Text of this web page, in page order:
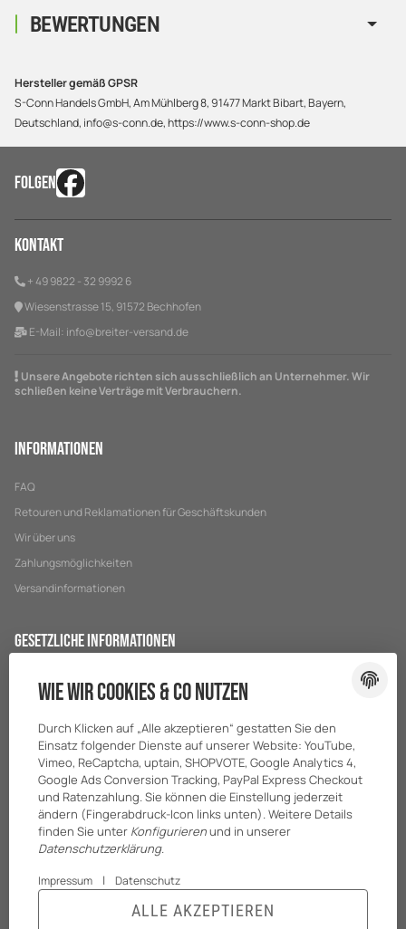
BEWERTUNGEN
Hersteller gemäß GPSR
S-Conn Handels GmbH, Am Mühlberg 8, 91477 Markt Bibart, Bayern,
Deutschland, info@s-conn.de, https://www.s-conn-shop.de
FOLGEN
Kontakt
+ 49 9822 - 32 9992 6
Wiesenstrasse 15, 91572 Bechhofen
E-Mail: info@breiter-versand.de
Unsere Angebote richten sich ausschließlich an Unternehmer. Wir
schließen keine Verträge mit Verbrauchern.
Informationen
FAQ
Retouren und Reklamationen für Geschäftskunden
Wir über uns
Zahlungsmöglichkeiten
Versandinformationen
Gesetzliche Informationen
Sitemap
Impressum
Batteriegesetzhinweise
Wie wir Cookies & Co nutzen
Durch Klicken auf „Alle akzeptieren“ gestatten Sie den
Einsatz folgender Dienste auf unserer Website: YouTube,
Vimeo, ReCaptcha, uptain, SHOPVOTE, Google Analytics 4,
Google Ads Conversion Tracking, PayPal Express Checkout
und Ratenzahlung. Sie können die Einstellung jederzeit
ändern (Fingerabdruck-Icon links unten). Weitere Details
finden Sie unter Konfigurierenund in unserer
Datenschutzerklärung.
Impressum | Datenschutz
ALLE AKZEPTIEREN